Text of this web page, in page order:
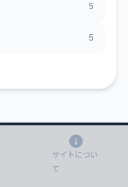
5
5
サイトについ
て